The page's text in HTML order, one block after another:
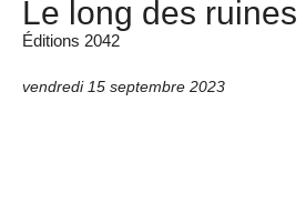
Le long des ruines
Éditions 2042
vendredi 15 septembre 2023